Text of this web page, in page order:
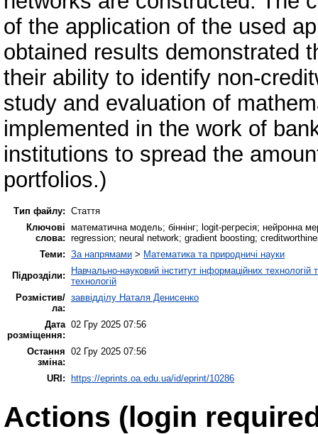
of the application of the used
obtained results demonstrated
their ability to identify non-
study and evaluation of
implemented in the work of
institutions to spread the
portfolios.)
Тип файлу: Стаття
Ключові
слова:
математична модель; біннінг; logit-регресія; нейронна
regression; neural network; gradient boosting;
Теми: За напрямами > Математика та природничі науки
Підрозділи:
Навчально-науковий інститут інформаційних технологій
технологій
Розмістив/
ла:
заввідділу Наталя Денисенко
Дата
розміщення:
02 Гру 2025 07:56
Остання
зміна:
02 Гру 2025 07:56
URI: https://eprints.oa.edu.ua/id/eprint/10286
Actions (login